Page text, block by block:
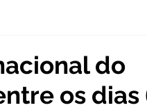
do
os dias